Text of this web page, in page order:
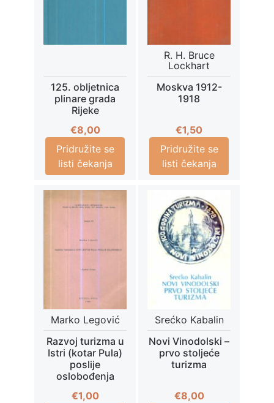
125. obljetnica
plinare grada
Rijeke
€8,00
Pridružite se
listi čekanja
R. H. Bruce
Lockhart
Moskva 1912-
1918
€1,50
Pridružite se
listi čekanja
Marko Legović
Razvoj turizma u
Istri (kotar Pula)
poslije
oslobođenja
€1,00
Srećko Kabalin
Novi Vinodolski –
prvo stoljeće
turizma
€8,00